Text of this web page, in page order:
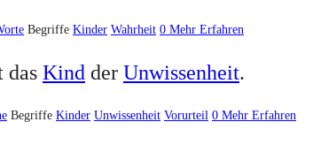
Begriffe Kinder Wahrheit 0 Mehr Erfahren
das Kind der Unwissenheit.
Begriffe Kinder Unwissenheit Vorurteil 0 Mehr Erfahren